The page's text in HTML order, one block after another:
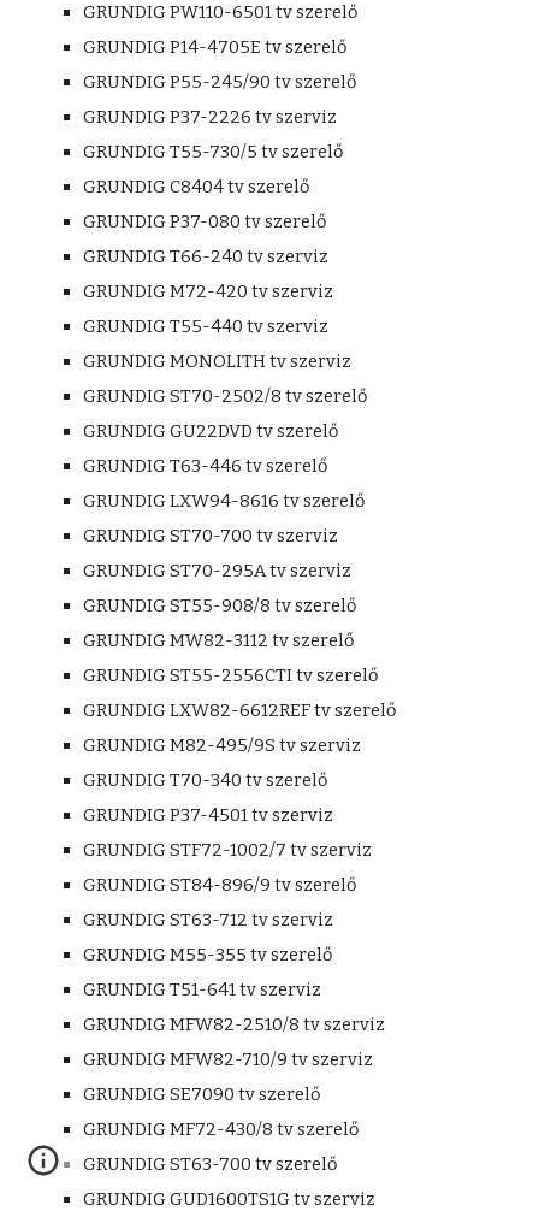
GRUNDIG PW110-6501 tv szerelő
GRUNDIG P14-4705E tv szerelő
GRUNDIG P55-245/90 tv szerelő
GRUNDIG P37-2226 tv szerviz
GRUNDIG T55-730/5 tv szerelő
GRUNDIG C8404 tv szerelő
GRUNDIG P37-080 tv szerelő
GRUNDIG T66-240 tv szerviz
GRUNDIG M72-420 tv szerviz
GRUNDIG T55-440 tv szerviz
GRUNDIG MONOLITH tv szerviz
GRUNDIG ST70-2502/8 tv szerelő
GRUNDIG GU22DVD tv szerelő
GRUNDIG T63-446 tv szerelő
GRUNDIG LXW94-8616 tv szerelő
GRUNDIG ST70-700 tv szerviz
GRUNDIG ST70-295A tv szerviz
GRUNDIG ST55-908/8 tv szerelő
GRUNDIG MW82-3112 tv szerelő
GRUNDIG ST55-2556CTI tv szerelő
GRUNDIG LXW82-6612REF tv szerelő
GRUNDIG M82-495/9S tv szerviz
GRUNDIG T70-340 tv szerelő
GRUNDIG P37-4501 tv szerviz
GRUNDIG STF72-1002/7 tv szerviz
GRUNDIG ST84-896/9 tv szerelő
GRUNDIG ST63-712 tv szerviz
GRUNDIG M55-355 tv szerelő
GRUNDIG T51-641 tv szerviz
GRUNDIG MFW82-2510/8 tv szerviz
GRUNDIG MFW82-710/9 tv szerviz
GRUNDIG SE7090 tv szerelő
GRUNDIG MF72-430/8 tv szerelő
GRUNDIG ST63-700 tv szerelő
GRUNDIG GUD1600TS1G tv szerviz